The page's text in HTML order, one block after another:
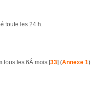
toute les 24 h.
tous les 6Â mois [33] (Annexe 1).